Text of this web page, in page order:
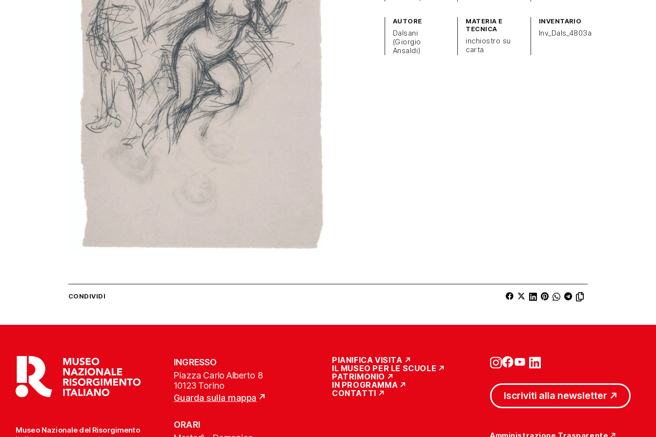
AUTORE
Dalsani
(Giorgio
Ansaldi)
MATERIA E
TECNICA
inchiostro su
carta
INVENTARIO
Inv_Dals_4803a
CONDIVIDI
Museo Nazionale del Risorgimento
INGRESSO
Piazza Carlo Alberto 8
10123 Torino
Guarda sulla mappa
ORARI
PIANIFICA VISITA
IL MUSEO PER LE SCUOLE
PATRIMONIO
IN PROGRAMMA
CONTATTI
Iscriviti alla newsletter
Amministrazione Trasparente